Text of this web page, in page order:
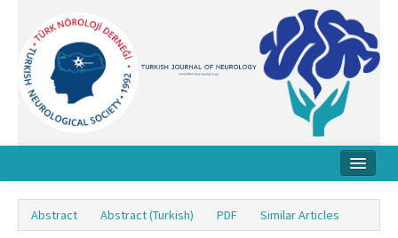
About Journal
Abstract Abstract (Turkish) PDF Similar Articles